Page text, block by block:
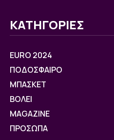
ΚΑΤΗΓΟΡΙΕΣ
EURO 2024
ΠΟΔΟΣΦΑΙΡΟ
ΜΠΑΣΚΕΤ
ΒOΛΕΙ
MAGAZINE
ΠΡΟΣΩΠΑ